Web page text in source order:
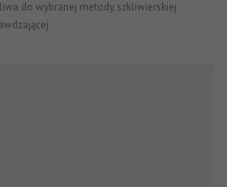
do wybranej metody szkliwierskiej